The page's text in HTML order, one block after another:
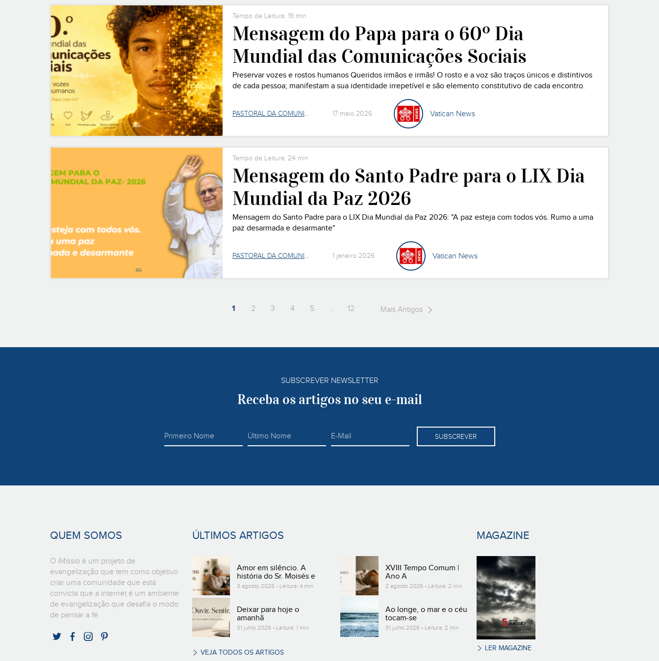
Tempo de Leitura: 19 min
Mensagem do Papa para o 60º Dia
Mundial das Comunicações Sociais
Preservar vozes e rostos humanos Queridos irmãos e irmãs! O rosto e a voz são traços únicos e distintivos
de cada pessoa; manifestam a sua identidade irrepetível e são elemento constitutivo de cada encontro.
Os antigos sabiam-no bem. Para definir o ser humano, os gregos usavam a palavra “rosto” (p
PASTORAL DA COMUNICAÇÃO 17 maio 2026 Vatican News
Tempo de Leitura: 24 min
Mensagem do Santo Padre para o LIX Dia
Mundial da Paz 2026
Mensagem do Santo Padre para o LIX Dia Mundial da Paz 2026: "A paz esteja com todos vós. Rumo a uma
paz desarmada e desarmante"
PASTORAL DA COMUNICAÇÃO 1 janeiro 2026 Vatican News
1 2 3 4 5 … 12 Mais Antigos
SUBSCREVER NEWSLETTER
Receba os artigos no seu e-mail
SUBSCREVER
QUEM SOMOS
O iMissio é um projeto de
evangelização que tem como objetivo
criar uma comunidade que está
convicta que a internet é um ambiente
de evangelização que desafia o modo
de pensar a fé.
ÚLTIMOS ARTIGOS
Amor em silêncio. A
história do Sr. Moisés e
da D. Alzira
3 agosto 2026 • Leitura: 4 min
XVIII Tempo Comum |
Ano A
2 agosto 2026 • Leitura: 2 min
Deixar para hoje o
amanhã
31 julho 2026 • Leitura: 1 min
Ao longe, o mar e o céu
tocam-se
31 julho 2026 • Leitura: 2 min
VEJA TODOS OS ARTIGOS
MAGAZINE
LER MAGAZINE